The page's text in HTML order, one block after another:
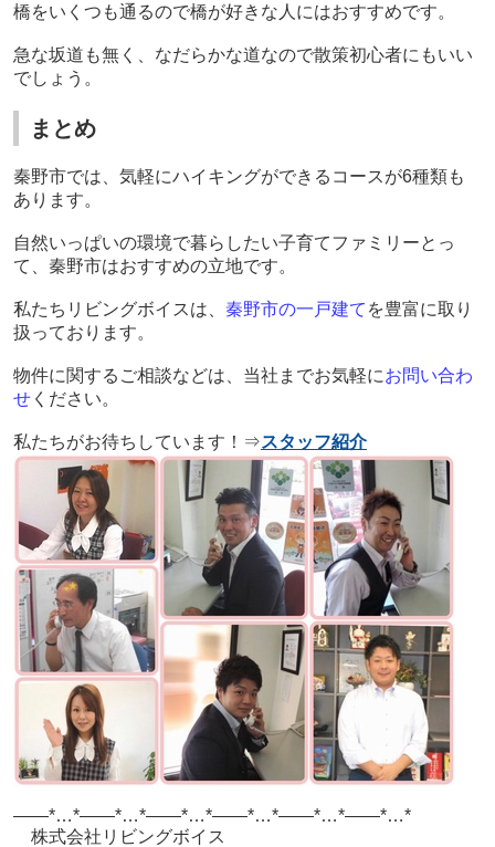
橋をいくつも通るので橋が好きな人にはおすすめです。
急な坂道も無く、なだらかな道なので散策初心者にもいい
でしょう。
まとめ
秦野市では、気軽にハイキングができるコースが6種類も
あります。
自然いっぱいの環境で暮らしたい子育てファミリーとっ
て、秦野市はおすすめの立地です。
私たちリビングボイスは、 秦野市の一戸建て を豊富に取り
扱っております。
物件に関するご相談などは、当社までお気軽にお問い合わ
せください。
私たちがお待ちしています！⇒スタッフ紹介
——*…*——*…*——*…*——*…*——*…*——*…*
株式会社リビングボイス